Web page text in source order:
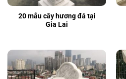
20 mẫu cây hương đá tại
Gia Lai